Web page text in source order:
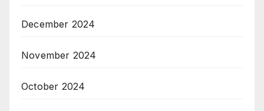
December 2024
November 2024
October 2024